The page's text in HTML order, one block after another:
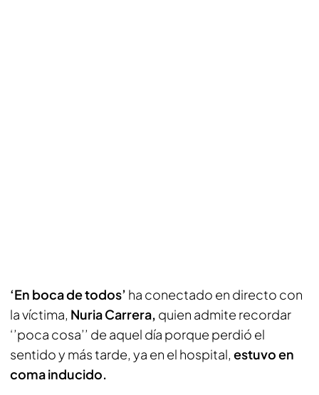
‘En boca de todos’ ha conectado en directo con
la víctima, Nuria Carrera, quien admite recordar
‘’poca cosa’’ de aquel día porque perdió el
sentido y más tarde, ya en el hospital, estuvo en
coma inducido.